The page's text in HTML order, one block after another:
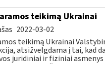
teikimą Ukrainai
2022-03-02
teikimą Ukrainai
atsižvelgdama į tai, kad
juridiniai ir fiziniai